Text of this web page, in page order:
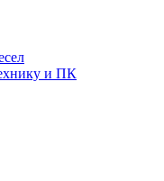
и ПК